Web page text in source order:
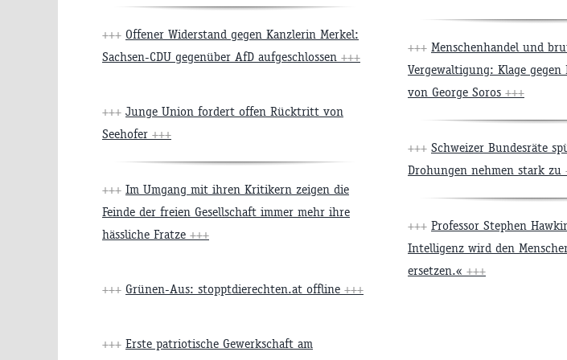
+++ Offener Widerstand gegen Kanzlerin Merkel:
Sachsen-CDU gegenüber AfD aufgeschlossen +++
+++ Junge Union fordert offen Rücktritt von
Seehofer +++
+++ Im Umgang mit ihren Kritikern zeigen die
Feinde der freien Gesellschaft immer mehr ihre
hässliche Fratze +++
+++ Grünen-Aus: stopptdierechten.at offline +++
+++ Erste patriotische Gewerkschaft am
+++ Menschenhandel und
Vergewaltigung: Klage gegen
von George Soros +++
+++ Schweizer Bundesräte
Drohungen nehmen stark zu
+++ Professor Stephen
Intelligenz wird den
ersetzen.« +++